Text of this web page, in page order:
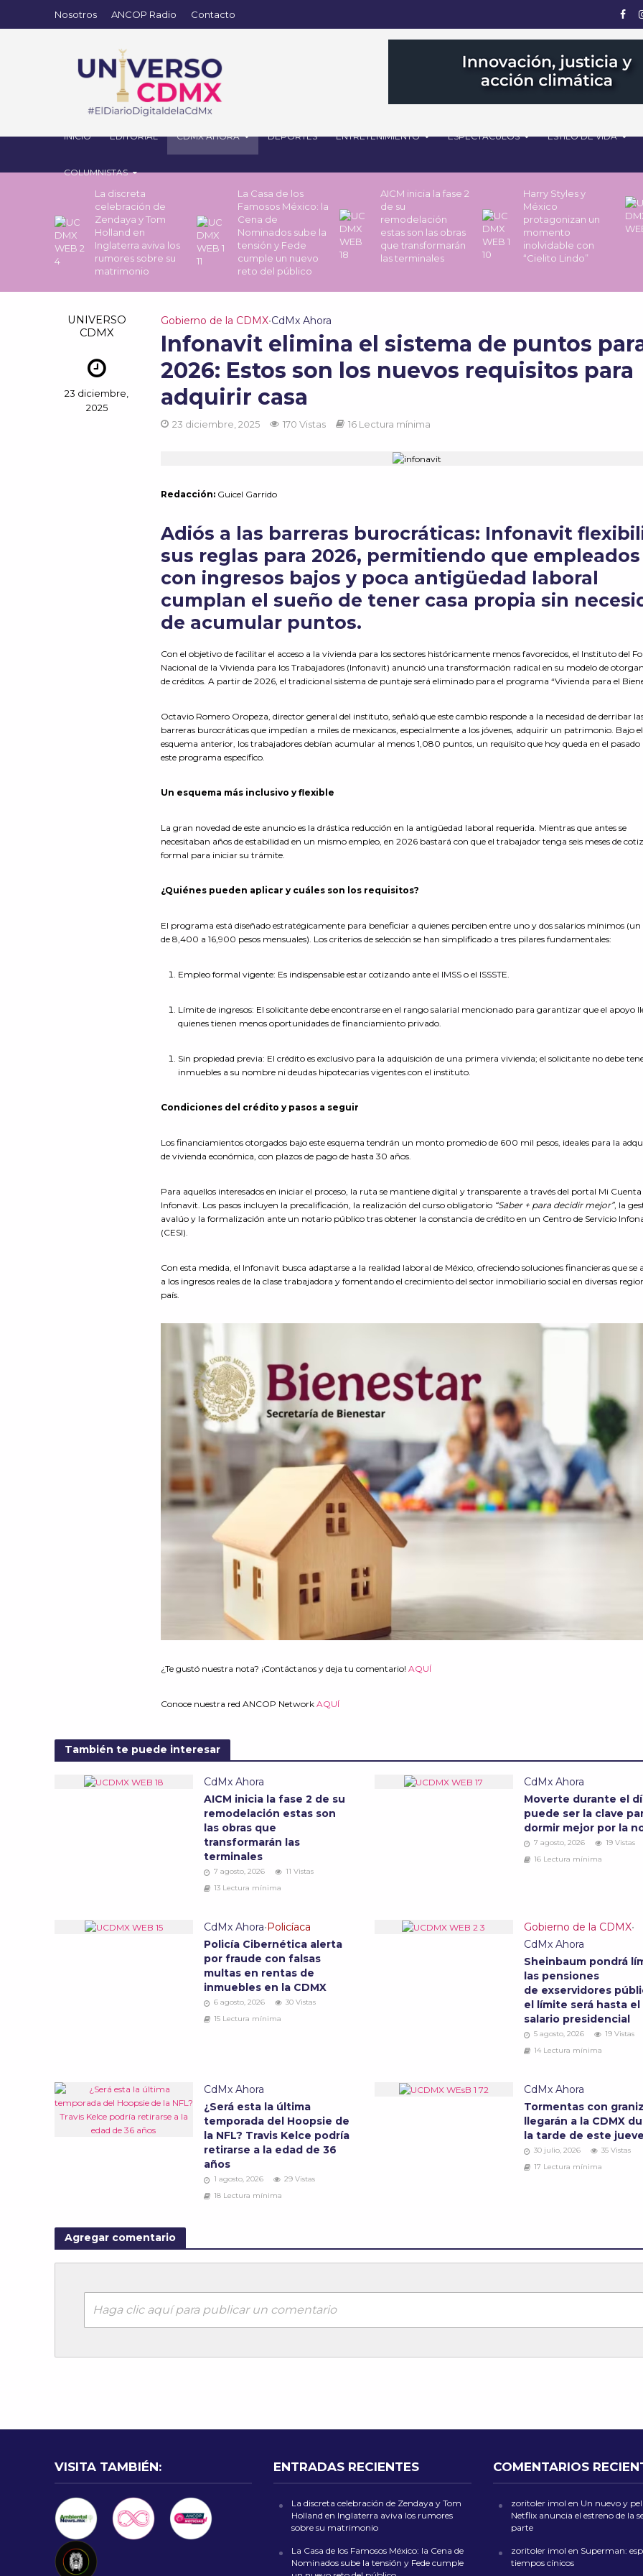
Nosotros ANCOP Radio Contacto
INICIO EDITORIAL CDMX AHORA DEPORTES ENTRETENIMIENTO ESPECTÁCULOS ESTILO DE VIDA
COLUMNISTAS
La discreta
celebración de
Zendaya y Tom
Holland en
Inglaterra aviva los
rumores sobre su
matrimonio
La Casa de los
Famosos México: la
Cena de
Nominados sube la
tensión y Fede
cumple un nuevo
reto del público
AICM inicia la fase 2
de su
remodelación
estas son las obras
que transformarán
las terminales
Harry Styles y
México
protagonizan un
momento
inolvidable con
“Cielito Lindo”
UNIVERSO
CDMX
23 diciembre,
2025
Gobierno de la CDMX•CdMx Ahora
Infonavit elimina el sistema de puntos
2026: Estos son los nuevos requisitos para
adquirir casa
23 diciembre, 2025 170 Vistas 16 Lectura mínima
Redacción: Guicel Garrido
Adiós a las barreras burocráticas: Infonavit
sus reglas para 2026, permitiendo que empleados
con ingresos bajos y poca antigüedad laboral
cumplan el sueño de tener casa propia sin
de acumular puntos.
Con el objetivo de facilitar el acceso a la vivienda para los sectores históricamente menos favorecidos, el Instituto del
Nacional de la Vivienda para los Trabajadores (Infonavit) anunció una transformación radical en su modelo de
de créditos. A partir de 2026, el tradicional sistema de puntaje será eliminado para el programa “Vivienda para el
Octavio Romero Oropeza, director general del instituto, señaló que este cambio responde a la necesidad de derribar
barreras burocráticas que impedían a miles de mexicanos, especialmente a los jóvenes, adquirir un patrimonio. Bajo el
esquema anterior, los trabajadores debían acumular al menos 1,080 puntos, un requisito que hoy queda en el pasado
este programa específico.
Un esquema más inclusivo y flexible
La gran novedad de este anuncio es la drástica reducción en la antigüedad laboral requerida. Mientras que antes se
necesitaban años de estabilidad en un mismo empleo, en 2026 bastará con que el trabajador tenga seis meses de
formal para iniciar su trámite.
¿Quiénes pueden aplicar y cuáles son los requisitos?
El programa está diseñado estratégicamente para beneficiar a quienes perciben entre uno y dos salarios mínimos
de 8,400 a 16,900 pesos mensuales). Los criterios de selección se han simplificado a tres pilares fundamentales:
Empleo formal vigente: Es indispensable estar cotizando ante el IMSS o el ISSSTE.
Límite de ingresos: El solicitante debe encontrarse en el rango salarial mencionado para garantizar que el apoyo
quienes tienen menos oportunidades de financiamiento privado.
Sin propiedad previa: El crédito es exclusivo para la adquisición de una primera vivienda; el solicitante no debe
inmuebles a su nombre ni deudas hipotecarias vigentes con el instituto.
Condiciones del crédito y pasos a seguir
Los financiamientos otorgados bajo este esquema tendrán un monto promedio de 600 mil pesos, ideales para la
de vivienda económica, con plazos de pago de hasta 30 años.
Para aquellos interesados en iniciar el proceso, la ruta se mantiene digital y transparente a través del portal Mi Cuenta
Infonavit. Los pasos incluyen la precalificación, la realización del curso obligatorio “Saber + para decidir mejor”, la
avalúo y la formalización ante un notario público tras obtener la constancia de crédito en un Centro de Servicio
(CESI).
Con esta medida, el Infonavit busca adaptarse a la realidad laboral de México, ofreciendo soluciones financieras que se
a los ingresos reales de la clase trabajadora y fomentando el crecimiento del sector inmobiliario social en diversas
país.
¿Te gustó nuestra nota? ¡Contáctanos y deja tu comentario!AQUÍ
Conoce nuestra red ANCOP NetworkAQUÍ
También te puede interesar
CdMx Ahora
AICM inicia la fase 2 de su
remodelación estas son
las obras que
transformarán las
terminales
7 agosto, 2026
11 Vistas
13 Lectura mínima
CdMx Ahora
Moverte durante el
puede ser la clave
dormir mejor por la
7 agosto, 2026
19 Vistas
16 Lectura mínima
CdMx Ahora•Policíaca
Policía Cibernética alerta
por fraude con falsas
multas en rentas de
inmuebles en la CDMX
6 agosto, 2026
30 Vistas
15 Lectura mínima
Gobierno de la CDMX•
CdMx Ahora
Sheinbaum pondrá
las pensiones
de exservidores
el límite será hasta el
salario presidencial
5 agosto, 2026
19 Vistas
14 Lectura mínima
CdMx Ahora
¿Será esta la última
temporada del Hoopsie de
la NFL? Travis Kelce podría
retirarse a la edad de 36
años
1 agosto, 2026
29 Vistas
18 Lectura mínima
CdMx Ahora
Tormentas con
llegarán a la CDMX
la tarde de este
30 julio, 2026
35 Vistas
17 Lectura mínima
Agregar comentario
Haga clic aquí para publicar un comentario
VISITA TAMBIÉN: ENTRADAS RECIENTES
La discreta celebración de Zendaya y Tom
Holland en Inglaterra aviva los rumores
sobre su matrimonio
La Casa de los Famosos México: la Cena de
Nominados sube la tensión y Fede cumple
COMENTARIOS
zoritoler imol en Un nuevo y
Netflix anuncia el estreno de la
parte
zoritoler imol en Superman:
tiempos cínicos